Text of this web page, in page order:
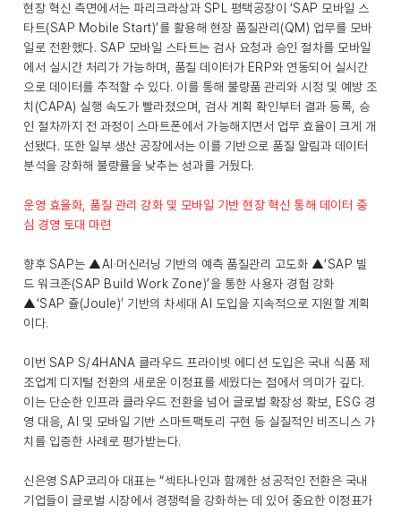
현장 혁신 측면에서는 파리크라상과 SPL 평택공장이 ‘SAP 모바일 스
타트(SAP Mobile Start)’를 활용해 현장 품질관리(QM) 업무를 모바
일로 전환했다. SAP 모바일 스타트는 검사 요청과 승인 절차를 모바일
에서 실시간 처리가 가능하며, 품질 데이터가 ERP와 연동되어 실시간
으로 데이터를 추적할 수 있다. 이를 통해 불량품 관리와 시정 및 예방 조
치(CAPA) 실행 속도가 빨라졌으며, 검사 계획 확인부터 결과 등록, 승
인 절차까지 전 과정이 스마트폰에서 가능해지면서 업무 효율이 크게 개
선됐다. 또한 일부 생산 공장에서는 이를 기반으로 품질 알림과 데이터
분석을 강화해 불량률을 낮추는 성과를 거뒀다.
운영 효율화, 품질 관리 강화 및 모바일 기반 현장 혁신 통해 데이터 중
심 경영 토대 마련
향후 SAP는 ▲AI·머신러닝 기반의 예측 품질관리 고도화 ▲‘SAP 빌
드 워크존(SAP Build Work Zone)’을 통한 사용자 경험 강화
▲‘SAP 쥴(Joule)’ 기반의 차세대 AI 도입을 지속적으로 지원할 계획
이다.
이번 SAP S/4HANA 클라우드 프라이빗 에디션 도입은 국내 식품 제
조업계 디지털 전환의 새로운 이정표를 세웠다는 점에서 의미가 깊다.
이는 단순한 인프라 클라우드 전환을 넘어 글로벌 확장성 확보, ESG 경
영 대응, AI 및 모바일 기반 스마트팩토리 구현 등 실질적인 비즈니스 가
치를 입증한 사례로 평가받는다.
신은영 SAP코리아 대표는 “섹타나인과 함께한 성공적인 전환은 국내
기업들이 글로벌 시장에서 경쟁력을 강화하는 데 있어 중요한 이정표가